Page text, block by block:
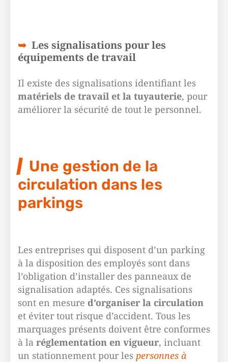
Les signalisations pour les
équipements de travail
Il existe des signalisations identifiant les
matériels de travail et la tuyauterie, pour
améliorer la sécurité de tout le personnel.
Une gestion de la
circulation dans les
parkings
Les entreprises qui disposent d’un parking
à la disposition des employés sont dans
l’obligation d’installer des panneaux de
signalisation adaptés. Ces signalisations
sont en mesure d’organiser la circulation
et éviter tout risque d’accident. Tous les
marquages présents doivent être conformes
à la réglementation en vigueur, incluant
un stationnement pour les personnes à